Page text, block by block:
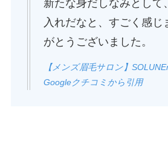
新たな身だしなみとして
入れだなと、すごく感じ
がとうございました。
【メンズ眉毛サロン】
Googleクチコミから引用